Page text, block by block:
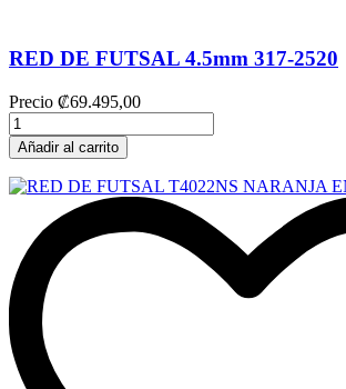
RED DE FUTSAL 4.5mm 317-2520
Precio ₡69.495,00
Añadir al carrito